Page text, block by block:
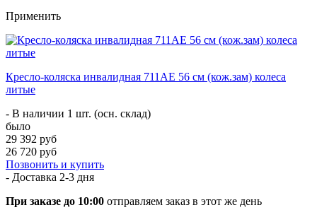
Применить
Кресло-коляска инвалидная 711AE 56 см (кож.зам) колеса
литые
- В наличии 1 шт. (осн. склад)
было
29 392 руб
26 720 руб
Позвонить и купить
- Доставка 2-3 дня
При заказе до 10:00 отправляем заказ в этот же день